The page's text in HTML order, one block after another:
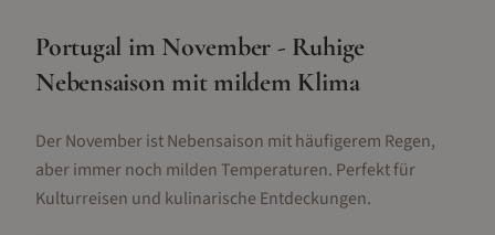
Portugal im November - Ruhige
Nebensaison mit mildem Klima
Der November ist Nebensaison mit häufigerem Regen,
aber immer noch milden Temperaturen. Perfekt für
Kulturreisen und kulinarische Entdeckungen.